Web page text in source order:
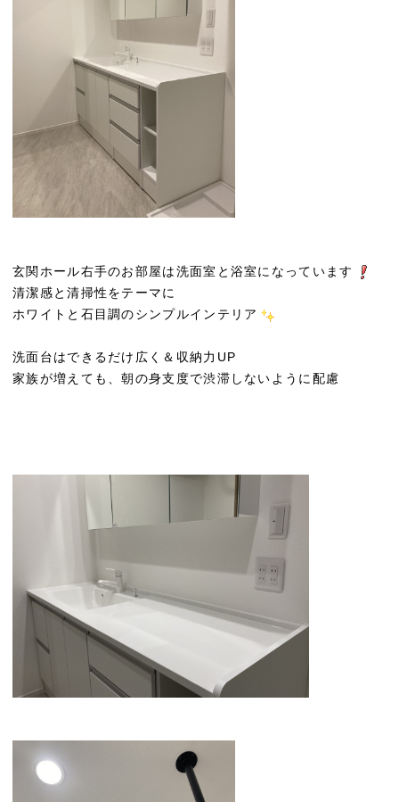
玄関ホール右手のお部屋は洗面室と浴室になっています
清潔感と清掃性をテーマに
ホワイトと石目調のシンプルインテリア
洗面台はできるだけ広く＆収納力UP
家族が増えても、朝の身支度で渋滞しないように配慮